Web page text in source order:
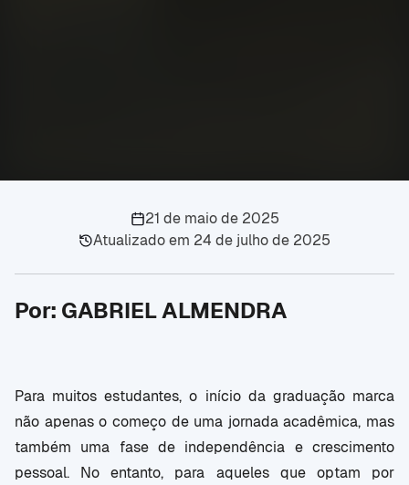
21 de maio de 2025
Atualizado em 24 de julho de 2025
Por: GABRIEL ALMENDRA
Para muitos estudantes, o início da graduação marca
não apenas o começo de uma jornada acadêmica, mas
também uma fase de independência e crescimento
pessoal. No entanto, para aqueles que optam por